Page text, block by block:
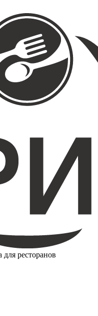
ресторанов